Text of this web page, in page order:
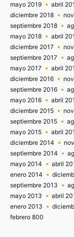
mayo 2019
abril
diciembre 2018
septiembre 2018
mayo 2018
abril
diciembre 2017
septiembre 2017
mayo 2017
abril
diciembre 2016
septiembre 2016
mayo 2016
abril
diciembre 2015
septiembre 2015
mayo 2015
abril
diciembre 2014
septiembre 2014
mayo 2014
abril
enero 2014
septiembre 2013
mayo 2013
abril
enero 2013
febrero 800